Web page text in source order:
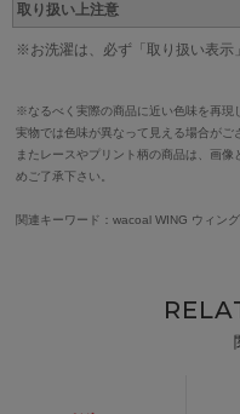
取り扱い上注意
※お洗濯は、必ず「取り扱い表示
※なるべく実際の商品に近い色味を再現
実物では色味が異なって見える場合がご
またレースやプリント柄の商品は、画
めご了承下さい。
関連キーワード：wacoal WING ウィング